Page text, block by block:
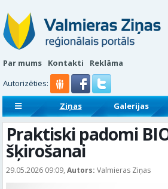
Par mums Kontakti
Reklāma
Autorizēties:
Ziņas Galerijas
Sludinājumi
Reklāmraksti
Praktiski padomi
šķirošanai
29.05.2026 09:09, Autors: Valmieras Ziņas